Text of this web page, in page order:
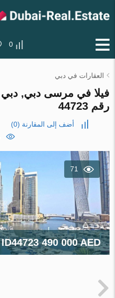
0
العقارات في دبي
رقم 44723
أضف إلى المقارنة (
0
)
71
ID44723490 000 AED